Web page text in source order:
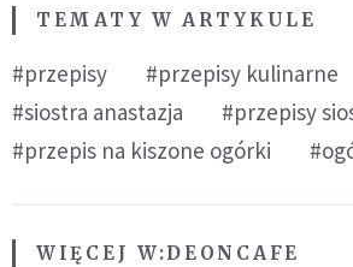
TEMATY W ARTYKULE
#przepisy #przepisy kulinarne
#siostra anastazja
#przepisy
#przepis na kiszone ogórki
WIĘCEJ W:DEONCAFE